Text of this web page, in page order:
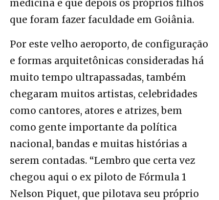
medicina e que depois os próprios filhos
que foram fazer faculdade em Goiânia.
Por este velho aeroporto, de configuração
e formas arquitetônicas consideradas há
muito tempo ultrapassadas, também
chegaram muitos artistas, celebridades
como cantores, atores e atrizes, bem
como gente importante da política
nacional, bandas e muitas histórias a
serem contadas. “Lembro que certa vez
chegou aqui o ex piloto de Fórmula 1
Nelson Piquet, que pilotava seu próprio